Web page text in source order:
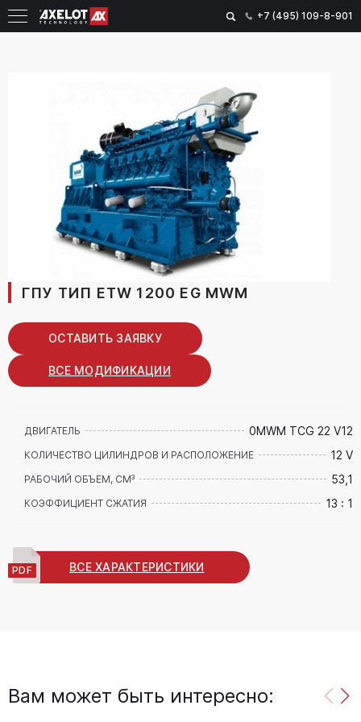
+7 (495) 109-8-901
ГПУ ТИП ETW 1200 EG MWM
ОСТАВИТЬ ЗАЯВКУ
ВСЕ МОДИФИКАЦИИ
ДВИГАТЕЛЬ 0MWM TCG 22 V12
КОЛИЧЕСТВО ЦИЛИНДРОВ И РАСПОЛОЖЕНИЕ 12 V
РАБОЧИЙ ОБЪЕМ, СМ³ 53,1
КОЭФФИЦИЕНТ СЖАТИЯ 13 : 1
ВСЕ ХАРАКТЕРИСТИКИ
Вам может быть интересно: